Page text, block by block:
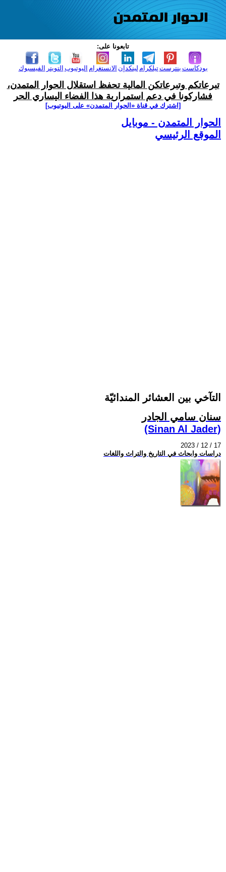
تابعونا على:
الفيسبوك التويتر اليوتيوب الانستغرام لينكدإن تيلكرامبنترست بودكاست
تبرعاتكم وتبرعاتكن المالية تحفظ استقلال الحوار المتمدن،
فشاركونا في دعم استمرارية هذا الفضاء اليساري الحر
[اشترك في قناة ‫«الحوار المتمدن» على اليوتيوب]
الحوار المتمدن - موبايل
الموقع الرئيسي
التآخي بين العشائر المندائيّة
سنان سامي الجادر
(Sinan Al Jader)
2023 / 12 / 17
دراسات وابحاث في التاريخ والتراث واللغات